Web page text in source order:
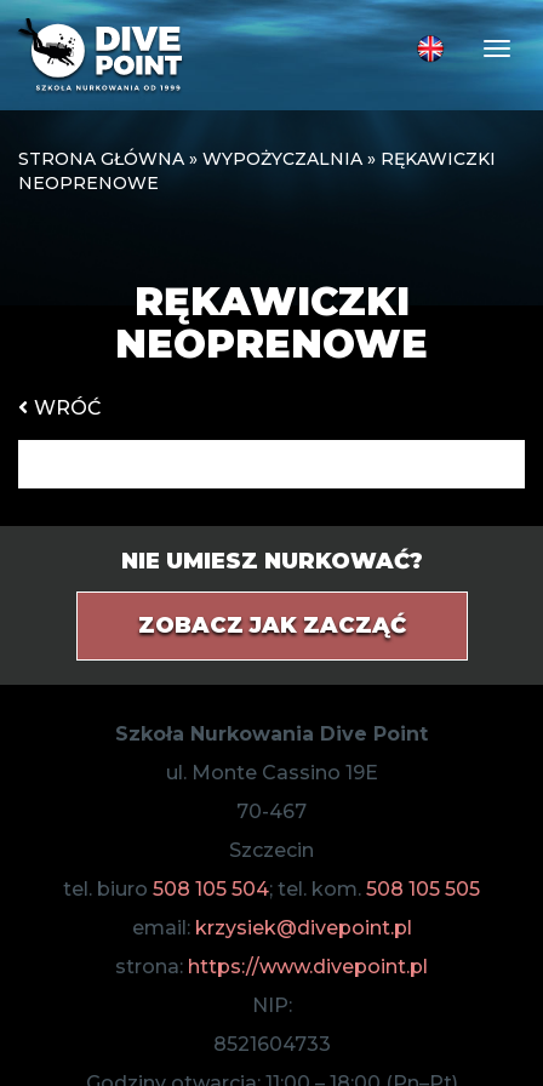
STRONA GŁÓWNA » WYPOŻYCZALNIA » RĘKAWICZKI
NEOPRENOWE
RĘKAWICZKI
NEOPRENOWE
WRÓĆ
NIE UMIESZ NURKOWAĆ?
ZOBACZ JAK ZACZĄĆ
Szkoła Nurkowania Dive Point
ul. Monte Cassino 19E
70-467
Szczecin
tel. biuro 508 105 504; tel. kom. 508 105 505
email: krzysiek@divepoint.pl
strona: https://www.divepoint.pl
NIP:
8521604733